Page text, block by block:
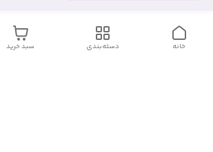
سبد خرید دسته‌بندی خانه